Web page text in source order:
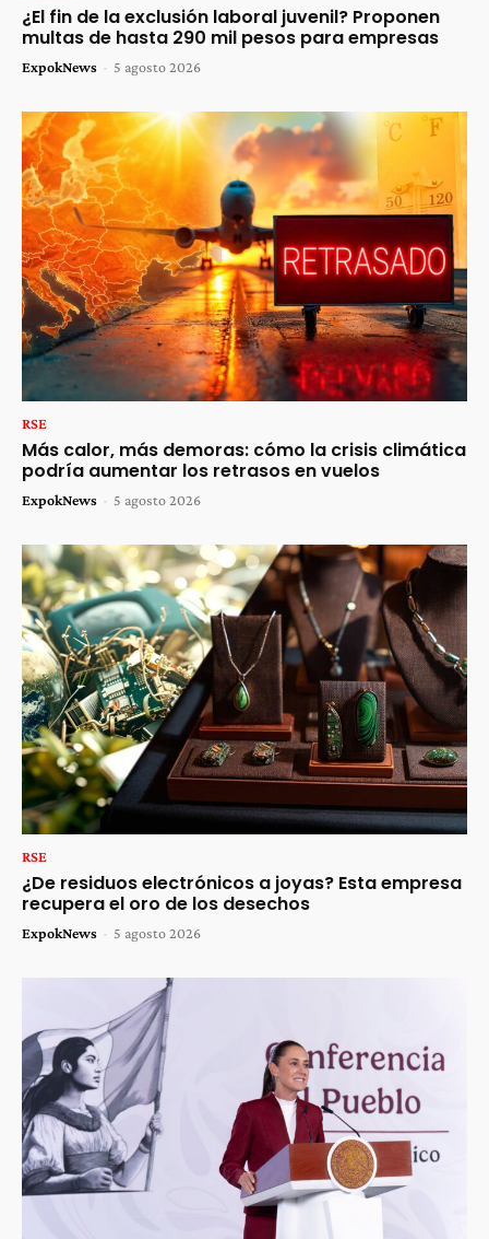
¿El fin de la exclusión laboral juvenil? Proponen
multas de hasta 290 mil pesos para empresas
ExpokNews - 5 agosto 2026
RSE
Más calor, más demoras: cómo la crisis climática
podría aumentar los retrasos en vuelos
ExpokNews - 5 agosto 2026
RSE
¿De residuos electrónicos a joyas? Esta empresa
recupera el oro de los desechos
ExpokNews - 5 agosto 2026